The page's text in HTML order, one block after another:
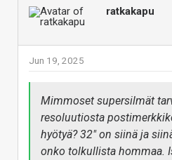
ratkakapu
Jun 19, 2025
Mimmoset supersilmät
resoluutiosta
hyötyä? 32" on siinä ja
onko tolkullista hommaa.